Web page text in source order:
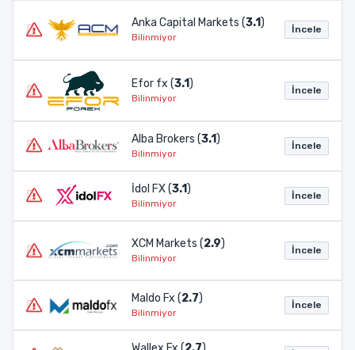
Anka Capital Markets (3.1)
Bilinmiyor
İncele
Efor fx (3.1)
Bilinmiyor
İncele
Alba Brokers (3.1)
Bilinmiyor
İncele
İdol FX (3.1)
Bilinmiyor
İncele
XCM Markets (2.9)
Bilinmiyor
İncele
Maldo Fx (2.7)
Bilinmiyor
İncele